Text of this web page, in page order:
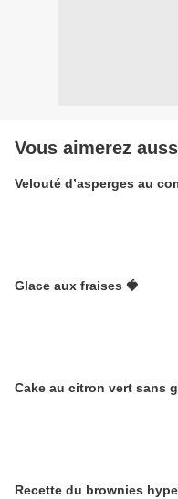
Vous aimerez
Velouté d’asperges au
Glace aux fraises 🍓
Cake au citron vert sans
Recette du brownies